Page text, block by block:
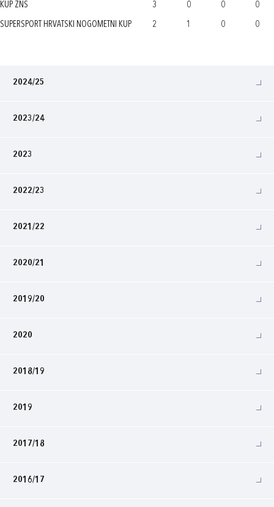
KUP ŽNS 3 0 0 0
SUPERSPORT HRVATSKI NOGOMETNI KUP 2 1 0 0
2024/25
2023/24
2023
2022/23
2021/22
2020/21
2019/20
2020
2018/19
2019
2017/18
2016/17